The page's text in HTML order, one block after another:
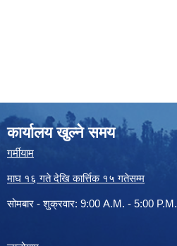
कार्यालय खुल्ने समय
गर्मीयाम
माघ १६ गते देखि कार्त्तिक १५ गतेसम्म
सोमबार - शुक्रवार: 9:00 A.M. - 5:00 P.M.